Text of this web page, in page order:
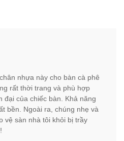
nhựa này cho bàn cà phê
rất thời trang và phù hợp
đại của chiếc bàn. Khả năng
bền. Ngoài ra, chúng nhẹ và
vệ sàn nhà tôi khỏi bị trầy